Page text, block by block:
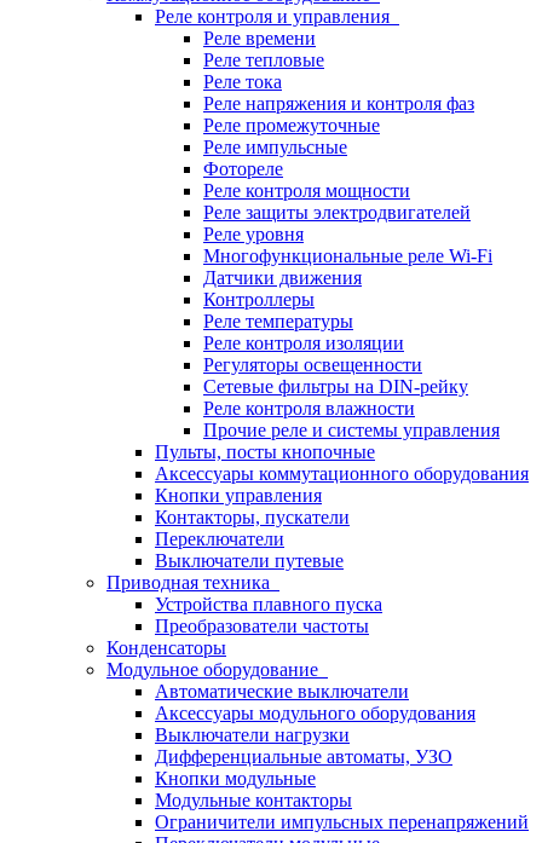
Реле контроля и управления
Реле времени
Реле тепловые
Реле тока
Реле напряжения и контроля фаз
Реле промежуточные
Реле импульсные
Фотореле
Реле контроля мощности
Реле защиты электродвигателей
Реле уровня
Многофункциональные реле Wi-Fi
Датчики движения
Контроллеры
Реле температуры
Реле контроля изоляции
Регуляторы освещенности
Сетевые фильтры на DIN-рейку
Реле контроля влажности
Прочие реле и системы управления
Пульты, посты кнопочные
Аксессуары коммутационного оборудования
Кнопки управления
Контакторы, пускатели
Переключатели
Выключатели путевые
Приводная техника
Устройства плавного пуска
Преобразователи частоты
Конденсаторы
Модульное оборудование
Автоматические выключатели
Аксессуары модульного оборудования
Выключатели нагрузки
Дифференциальные автоматы, УЗО
Кнопки модульные
Модульные контакторы
Ограничители импульсных перенапряжений